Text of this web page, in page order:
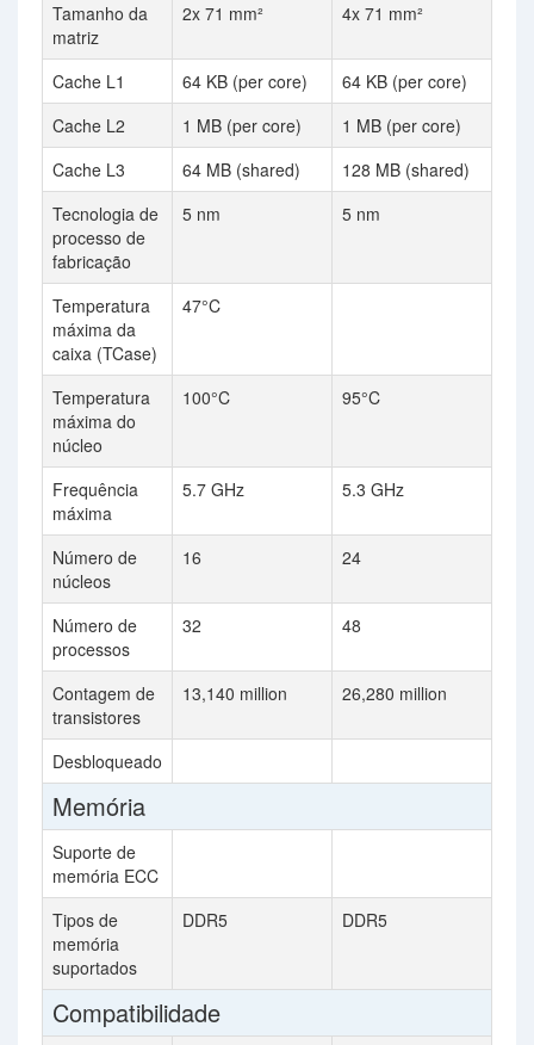
Tamanho da
matriz
2x 71 mm² 4x 71 mm²
Cache L1 64 KB (per core)
64 KB (per core)
Cache L2
1 MB (per core)
1 MB (per core)
Cache L3
64 MB (shared)
128 MB (shared)
Tecnologia de
processo de
fabricação
5 nm 5 nm
Temperatura
máxima da
caixa (TCase)
47°C
Temperatura
máxima do
núcleo
100°C 95°C
Frequência
máxima
5.7 GHz 5.3 GHz
Número de
núcleos
16 24
Número de
processos
32 48
Contagem de
transistores
13,140 million 26,280 million
Desbloqueado
Memória
Suporte de
memória ECC
Tipos de
memória
suportados
DDR5 DDR5
Compatibilidade